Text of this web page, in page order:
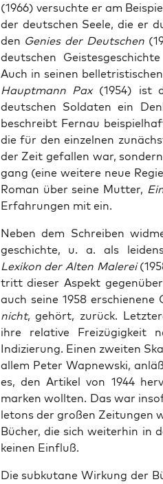
(1966) ver­suchte er am
der deutschen Seele, die er
den Genies der Deutschen
deutschen
Auch in seinen
Haupt­mann Pax(1954) ist
deutschen Sol­dat­en ein
beschreibt Fer­nau
die für den einzel­nen
der Zeit gefall­en war,
gang (eine weit­ere neue
Roman über seine Mut­ter,
Erfahrun­gen mit ein.
Neben dem Schreiben
geschichte, u. a. als
Lexikon der Alten Malerei
tritt dieser Aspekt
auch seine 1958 erschienene
nicht, gehört, zurück.
ihre rel­a­tive Freizügigkeit
Indizierung. Einen zweit­en
allem Peter Wap­news­ki,
es, den Artikel von 1944
marken woll­ten. Das war
letons der großen Zeitun­gen
Büch­er, die sich weit­er­hin in
keinen Ein­fluß.
Die sub­ku­tane Wirkung der